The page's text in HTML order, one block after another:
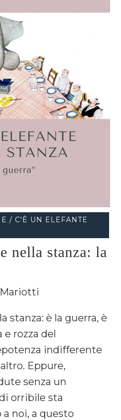
/ C'È UN ELEFANTE
nella stanza: la
Mariotti
stanza: è la guerra, è
rozza del
indifferente
Eppure,
senza un
orribile sta
noi, a questo